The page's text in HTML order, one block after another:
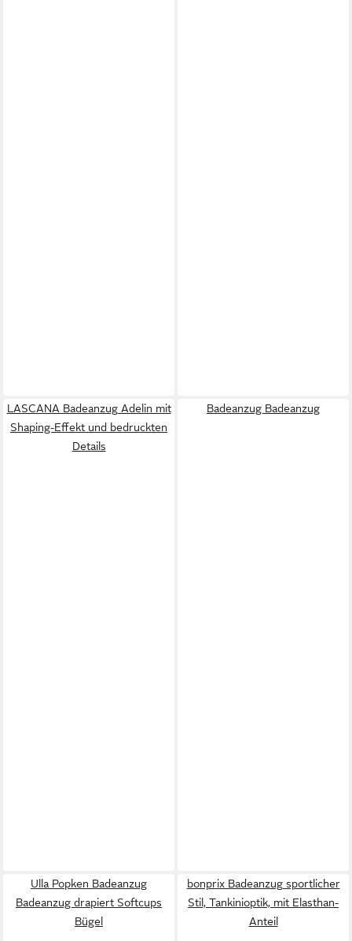
LASCANA Badeanzug Adelin mit
Shaping-Effekt und bedruckten
Details
Badeanzug Badeanzug
Ulla Popken Badeanzug
Badeanzug drapiert Softcups
Bügel
bonprix Badeanzug sportlicher
Stil, Tankinioptik, mit Elasthan-
Anteil